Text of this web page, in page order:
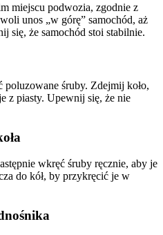
miejscu podwozia, zgodnie z
unos „w górę” samochód, aż
się, że samochód stoi stabilnie.
poluzowane śruby. Zdejmij koło,
z piasty. Upewnij się, że nie
wkręć śruby ręcznie, aby je
do kół, by przykręcić je w